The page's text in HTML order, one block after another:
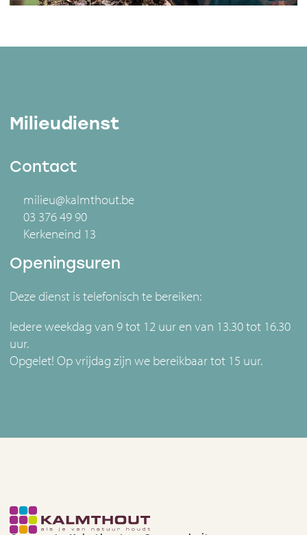
Milieudienst
Contact
milieu@kalmthout.be
03 376 49 90
Kerkeneind 13
Openingsuren
Deze dienst is telefonisch te bereiken:
Iedere weekdag van 9 tot 12 uur en van 13.30 tot 16.30
uur.
Opgelet! Op vrijdag zijn we bereikbaar tot 15 uur.